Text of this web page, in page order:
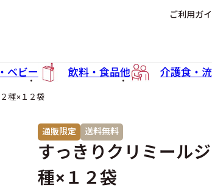
ご利用ガ
ベビー 飲料・食品他 介護食・
種×１２袋
通販限定 送料無料
すっきりクリミール
種×１２袋